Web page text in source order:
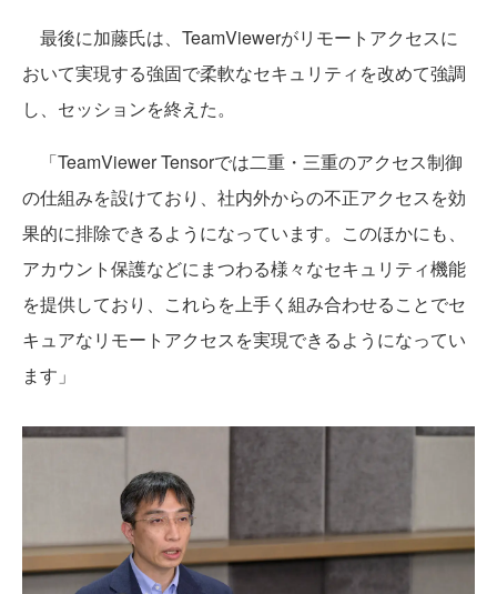
最後に加藤氏は、TeamViewerがリモートアクセスに
おいて実現する強固で柔軟なセキュリティを改めて強調
し、セッションを終えた。
「TeamViewer Tensorでは二重・三重のアクセス制御
の仕組みを設けており、社内外からの不正アクセスを効
果的に排除できるようになっています。このほかにも、
アカウント保護などにまつわる様々なセキュリティ機能
を提供しており、これらを上手く組み合わせることでセ
キュアなリモートアクセスを実現できるようになってい
ます」